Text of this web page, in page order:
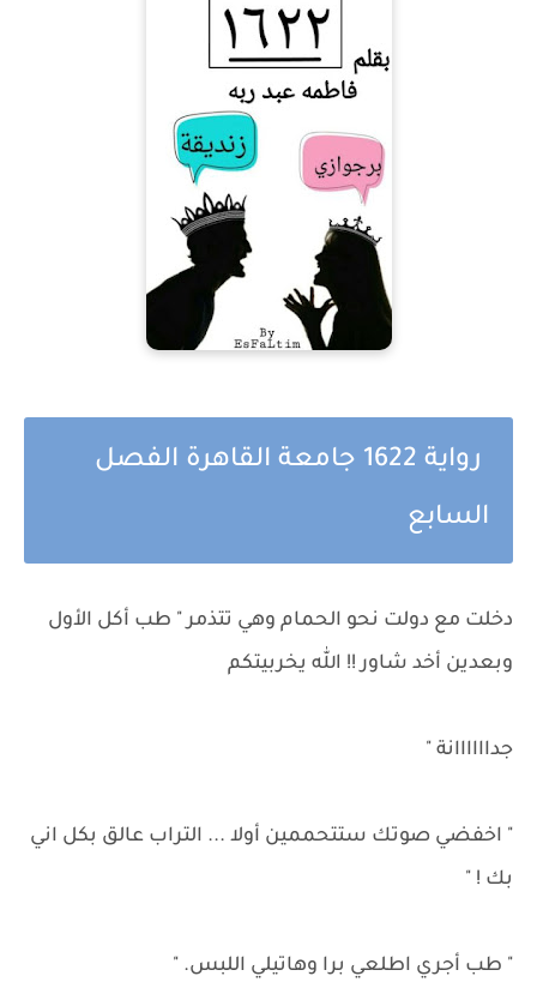
رواية 1622 جامعة القاهرة الفصل
السابع
دخلت مع دولت نحو الحمام وهي تتذمر " طب أكل الأول
وبعدين أخد شاور !! الله يخربيتكم
جداااااانة "
" اخفضي صوتك ستتحممين أولا ... التراب عالق بكل اني
بك ! "
" طب أجري اطلعي برا وهاتيلي اللبس. "